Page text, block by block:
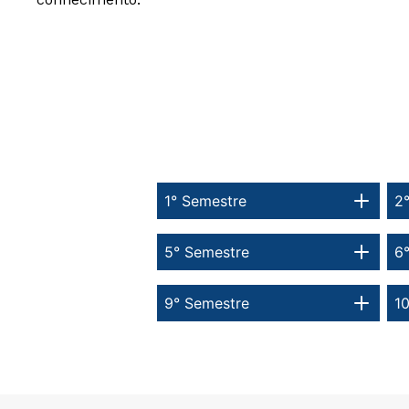
1° Semestre
9° Semestre
5° Semestre